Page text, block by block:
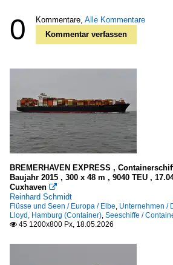
0 Kommentare, Alle Kommentare
Kommentar verfassen
BREMERHAVEN EXPRESS ,
Baujahr 2015 , 300 x 48 m , 9040 TEU ,
Cuxhaven 
Reinhard Schmidt
Flüsse und Seen / Europa / Elbe, Unternehmen /
Lloyd, Hamburg (Container), Seeschiffe /
 45 1200x800 Px, 18.05.2026